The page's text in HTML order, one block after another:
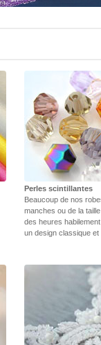
Perles scintillantes
Beaucoup de nos
manches ou de la
des heures
un design classique